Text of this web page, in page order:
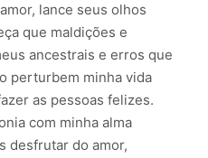
lance seus olhos
que maldições e
ancestrais e erros que
perturbem minha vida
as pessoas felizes.
com minha alma
desfrutar do amor,